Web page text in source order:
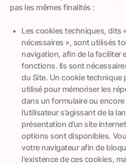
pas les mêmes finalités :
Les cookies techniques, dits
nécessaires », sont utilisés
navigation, afin de la faciliter
fonctions. Ils sont
du Site. Un cookie technique
utilisé pour mémoriser les
dans un formulaire ou
l’utilisateur s’agissant de la
présentation d’un site
options sont disponibles.
votre navigateur afin de
l'existence de ces cookies,